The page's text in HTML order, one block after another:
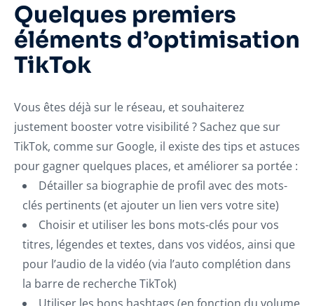
Quelques premiers
éléments d’optimisation
TikTok
Vous êtes déjà sur le réseau, et souhaiterez
justement booster votre visibilité ? Sachez que sur
TikTok, comme sur Google, il existe des tips et astuces
pour gagner quelques places, et améliorer sa portée :
Détailler sa biographie de profil avec des mots-
clés pertinents (et ajouter un lien vers votre site)
Choisir et utiliser les bons mots-clés pour vos
titres, légendes et textes, dans vos vidéos, ainsi que
pour l’audio de la vidéo (via l’auto complétion dans
la barre de recherche TikTok)